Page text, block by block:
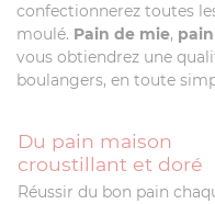
confectionnerez toutes
moulé. Pain de mie,
vous obtiendrez une
boulangers, en toute
Du pain maison
croustillant et doré
Réussir du bon pain